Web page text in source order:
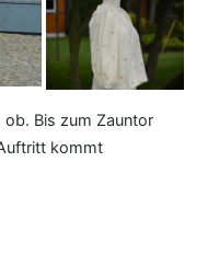
Bis zum Zauntor
kommt